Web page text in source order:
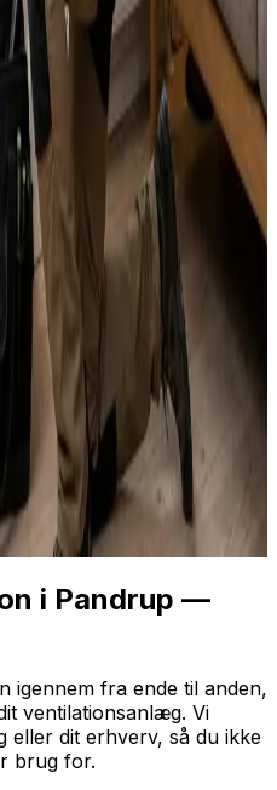
i Pandrup —
igennem fra ende til anden,
ventilationsanlæg. Vi
eller dit erhverv, så du ikke
brug for.